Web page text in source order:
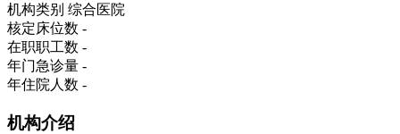
机构类别 综合医院
核定床位数 -
在职职工数 -
年门急诊量 -
年住院人数 -
机构介绍